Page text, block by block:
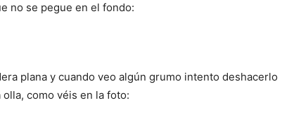
no se pegue en el fondo:
plana y cuando veo algún grumo intento deshacerlo
como véis en la foto: